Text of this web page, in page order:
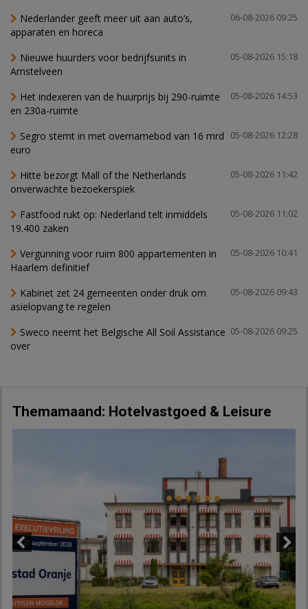
06-08-2026 09:25
Nederlander geeft meer uit aan auto’s,
apparaten en horeca
05-08-2026 15:18
Nieuwe huurders voor bedrijfsunits in
Amstelveen
05-08-2026 14:53
Het indexeren van de huurprijs bij 290-ruimte
en 230a-ruimte
05-08-2026 12:28
Segro stemt in met overnamebod van 16 mrd
euro
05-08-2026 11:42
Hitte bezorgt Mall of the Netherlands
onverwachte bezoekerspiek
05-08-2026 11:02
Fastfood rukt op: Nederland telt inmiddels
19.400 zaken
05-08-2026 10:41
Vergunning voor ruim 800 appartementen in
Haarlem definitief
05-08-2026 09:43
Kabinet zet 24 gemeenten onder druk om
asielopvang te regelen
05-08-2026 09:25
Sweco neemt het Belgische All Soil Assistance
over
Themamaand: Hotelvastgoed & Leisure
Next